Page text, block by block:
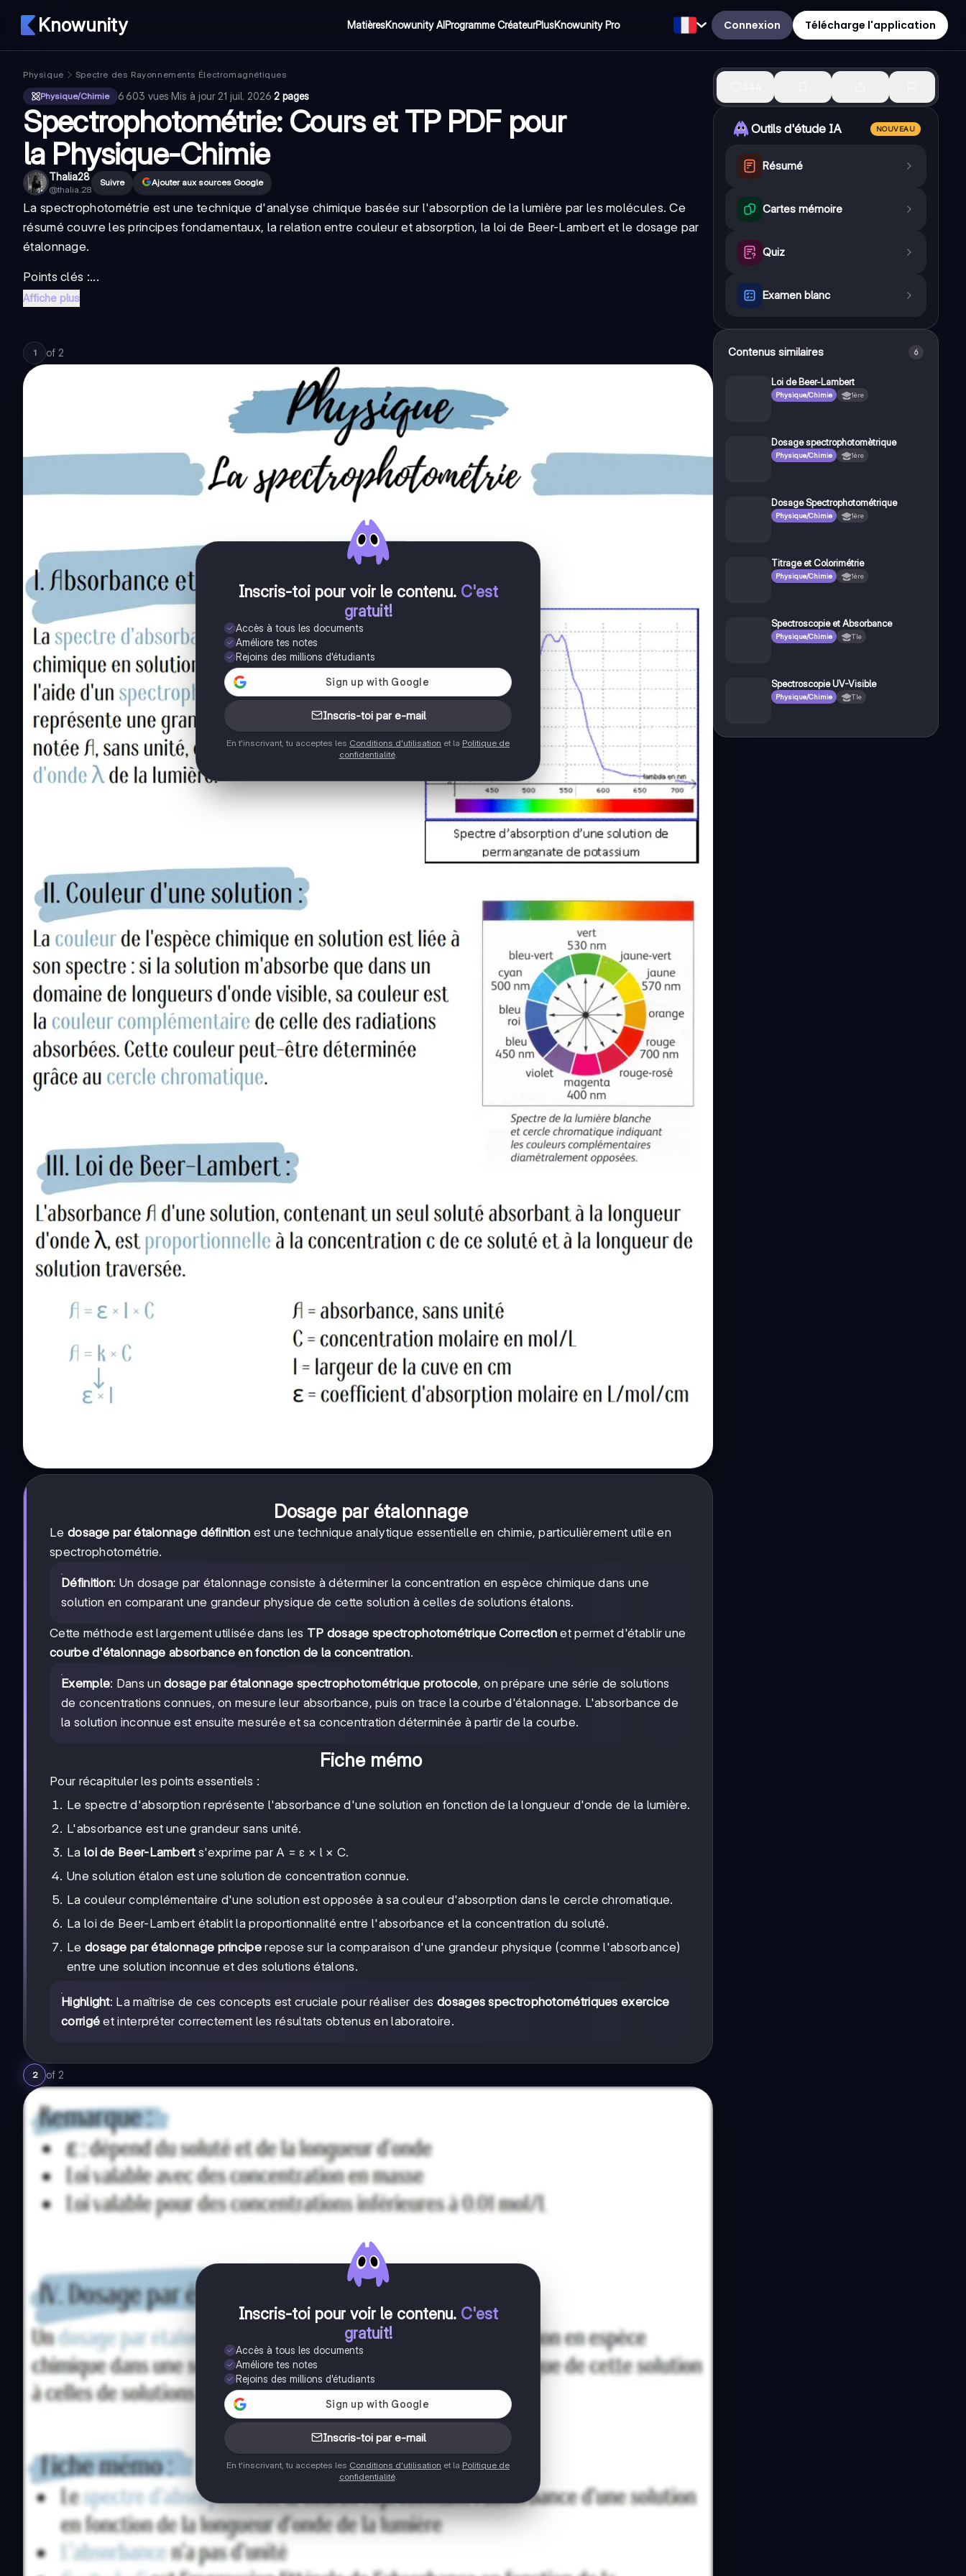
Knowunity MatièresKnowunity AIProgramme CréateurPlusKnowunity Pro Connexion Télécharge l'application
Physique
Spectre des Rayonnements Électromagnétiques
Physique/Chimie
6 603 vues·Mis à jour 21 juil. 2026·2 pages
Spectrophotométrie: Cours et TP PDF pour
la Physique-Chimie
Thalia28
@thalia.28
Suivre Ajouter aux sources Google
La spectrophotométrie est une technique d'analyse chimique basée sur l'absorption de la lumière par les molécules. Ce
résumé couvre les principes fondamentaux, la relation entre couleur et absorption, la loi de Beer-Lambert et le dosage par
étalonnage.
Points clés :...
Affiche plus
1 of 2
Inscris-toi pour voir le contenu. C'est
gratuit!
Accès à tous les documents
Améliore tes notes
Rejoins des millions d'étudiants
Inscris-toi par e-mail
En t'inscrivant, tu acceptes les Conditions d'utilisation et la Politique de
confidentialité.
Dosage par étalonnage
Le dosage par étalonnage définition est une technique analytique essentielle en chimie, particulièrement utile en
spectrophotométrie.
Définition: Un dosage par étalonnage consiste à déterminer la concentration en espèce chimique dans une
solution en comparant une grandeur physique de cette solution à celles de solutions étalons.
Cette méthode est largement utilisée dans les TP dosage spectrophotométrique Correction et permet d'établir une
courbe d'étalonnage absorbance en fonction de la concentration.
Exemple: Dans undosage par étalonnage spectrophotométrique protocole, on prépare une série de solutions
de concentrations connues, on mesure leur absorbance, puis on trace la courbe d'étalonnage. L'absorbance de
la solution inconnue est ensuite mesurée et sa concentration déterminée à partir de la courbe.
Fiche mémo
Pour récapituler les points essentiels :
Le spectre d'absorption représente l'absorbance d'une solution en fonction de la longueur d'onde de la lumière.
L'absorbance est une grandeur sans unité.
La loi de Beer-Lamberts'exprime par A = ε × l × C.
Une solution étalon est une solution de concentration connue.
La couleur complémentaire d'une solution est opposée à sa couleur d'absorption dans le cercle chromatique.
La loi de Beer-Lambert établit la proportionnalité entre l'absorbance et la concentration du soluté.
Le dosage par étalonnage principerepose sur la comparaison d'une grandeur physique (comme l'absorbance)
entre une solution inconnue et des solutions étalons.
Highlight: La maîtrise de ces concepts est cruciale pour réaliser desdosages spectrophotométriques exercice
corrigé et interpréter correctement les résultats obtenus en laboratoire.
2 of 2
Inscris-toi pour voir le contenu. C'est
gratuit!
Accès à tous les documents
Améliore tes notes
Rejoins des millions d'étudiants
Inscris-toi par e-mail
En t'inscrivant, tu acceptes les Conditions d'utilisation et la Politique de
confidentialité.
Outils d'étude IA NOUVEAU
Résumé
Cartes mémoire
Quiz
Examen blanc
Contenus similaires 6
Loi de Beer-Lambert
Physique/Chimie 1ère
Dosage spectrophotomètrique
Physique/Chimie 1ère
Dosage Spectrophotométrique
Physique/Chimie 1ère
Titrage et Colorimétrie
Physique/Chimie 1ère
Spectroscopie et Absorbance
Physique/Chimie Tle
Spectroscopie UV-Visible
Physique/Chimie Tle